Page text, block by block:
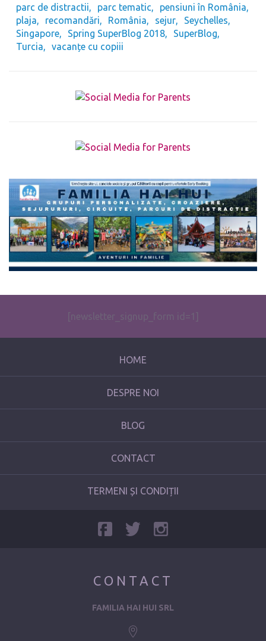
parc de distractii
parc tematic
pensiuni în România
plaja
recomandări România sejur
Seychelles
Singapore
Spring SuperBlog 2018
SuperBlog
Turcia
vacanțe cu copiii
The form you have selected does not exist.
[newsletter_signup_form id=1]
HOME
DESPRE NOI
BLOG
CONTACT
TERMENI ȘI CONDIȚII
CONTACT
FAMILIA HAI HUI SRL